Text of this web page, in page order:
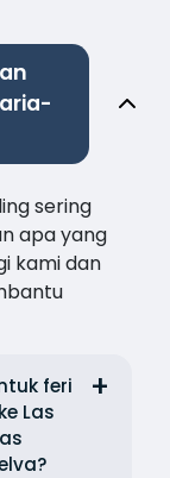
sering
apa yang
kami dan
feri
Las